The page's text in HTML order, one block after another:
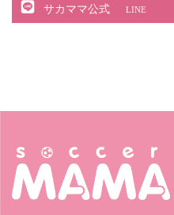
サカママ公式 LINE